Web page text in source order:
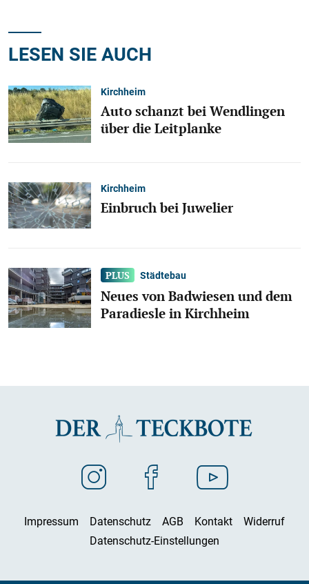
LESEN SIE AUCH
Kirchheim
Auto schanzt bei Wendlingen
über die Leitplanke
Kirchheim
Einbruch bei Juwelier
Städtebau
Neues von Badwiesen und dem
Paradiesle in Kirchheim
Impressum Datenschutz AGB Kontakt
Widerruf
Datenschutz-Einstellungen